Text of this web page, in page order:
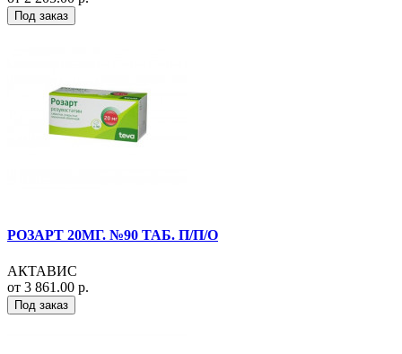
Под заказ
РОЗАРТ 20МГ. №90 ТАБ. П/П/О
АКТАВИС
от 3 861.00 р.
Под заказ